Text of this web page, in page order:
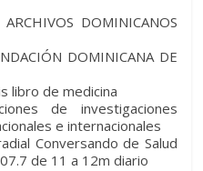
DOMINICANOS
DOMINICANA DE
libro de medicina
de investigaciones
e internacionales
Conversando de Salud
de 11 a 12m diario